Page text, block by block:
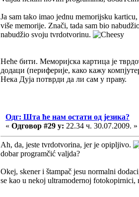
Ja sam tako imao jednu memorijsku
više memorije. Znači, tada sam bio
nabudžio svoju tvrdotvorinu.
Неће бити. Меморијска картица је
додаци (периферије, како кажу
Нека Дуја потврди да ли сам у праву.
Одг: Шта ће нам остати од језика?
« Одговор #29 у: 22.34 ч. 30.07.2009. »
Ah, da, jeste tvrdotvorina, jer je opipljivo.
dobar programčić valjda?
Okej, skener i štampač jesu normalni
se kao u nekoj ultramodernoj